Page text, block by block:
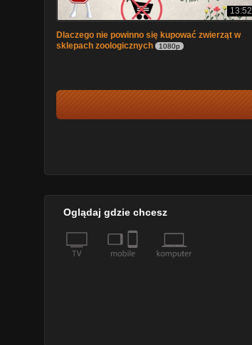
13:52
Dlaczego nie powinno się kupować zwierząt w
sklepach zoologicznych
1080p
Oglądaj gdzie chcesz